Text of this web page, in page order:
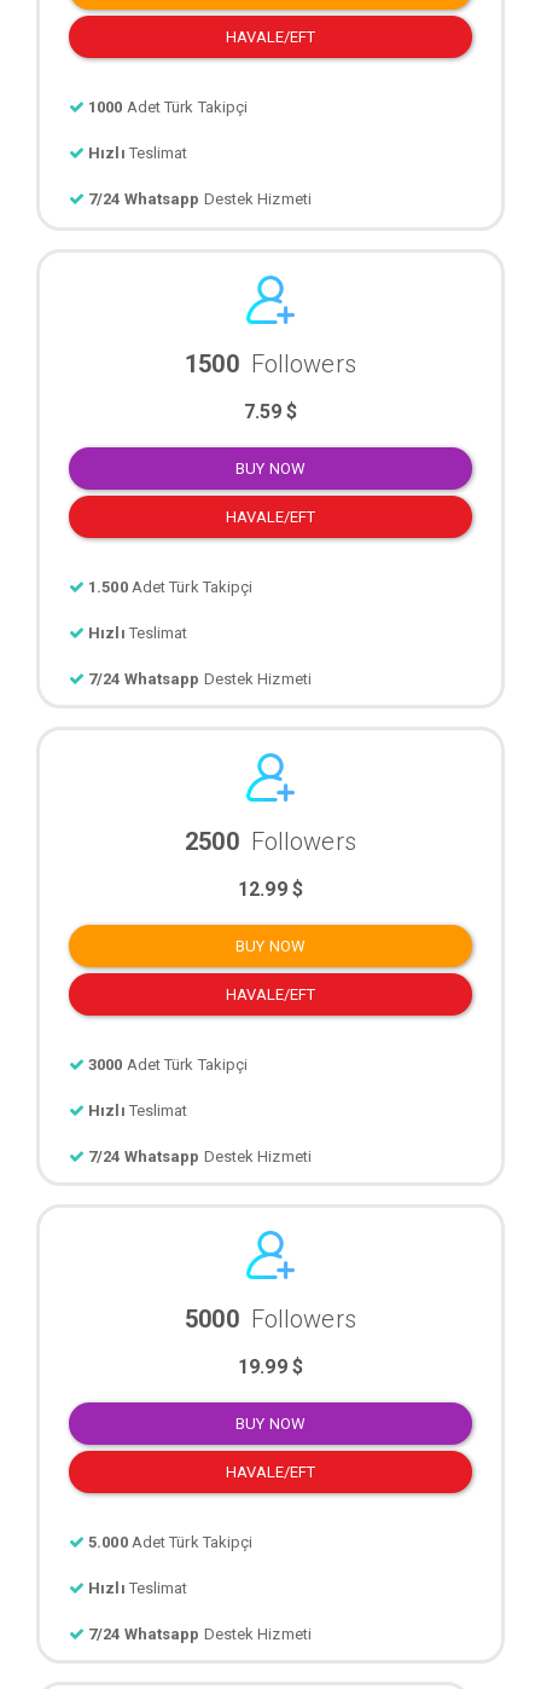
HAVALE/EFT
1000 Adet Türk Takipçi
Hızlı Teslimat
7/24 Whatsapp Destek Hizmeti
1500 Followers
7.59 $
BUY NOW
HAVALE/EFT
1.500 Adet Türk Takipçi
Hızlı Teslimat
7/24 Whatsapp Destek Hizmeti
2500 Followers
12.99 $
BUY NOW
HAVALE/EFT
3000 Adet Türk Takipçi
Hızlı Teslimat
7/24 Whatsapp Destek Hizmeti
5000 Followers
19.99 $
BUY NOW
HAVALE/EFT
5.000 Adet Türk Takipçi
Hızlı Teslimat
7/24 Whatsapp Destek Hizmeti